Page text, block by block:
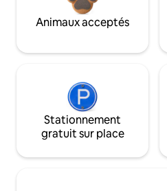
Animaux acceptés
Stationnement
gratuit sur place